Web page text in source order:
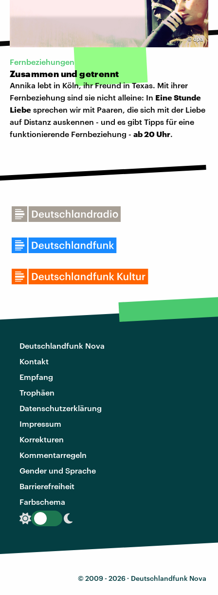
©dpa
Fernbeziehungen
Zusammen und getrennt
Annika lebt in Köln, ihr Freund in Texas. Mit ihrer
Fernbeziehung sind sie nicht alleine: In Eine Stunde
Liebe sprechen wir mit Paaren, die sich mit der Liebe
auf Distanz auskennen - und es gibt Tipps für eine
funktionierende Fernbeziehung - ab 20 Uhr.
Deutschlandfunk Nova
Kontakt
Empfang
Trophäen
Datenschutzerklärung
Impressum
Korrekturen
Kommentarregeln
Gender und Sprache
Barrierefreiheit
Farbschema
© 2009 - 2026 · Deutschlandfunk Nova